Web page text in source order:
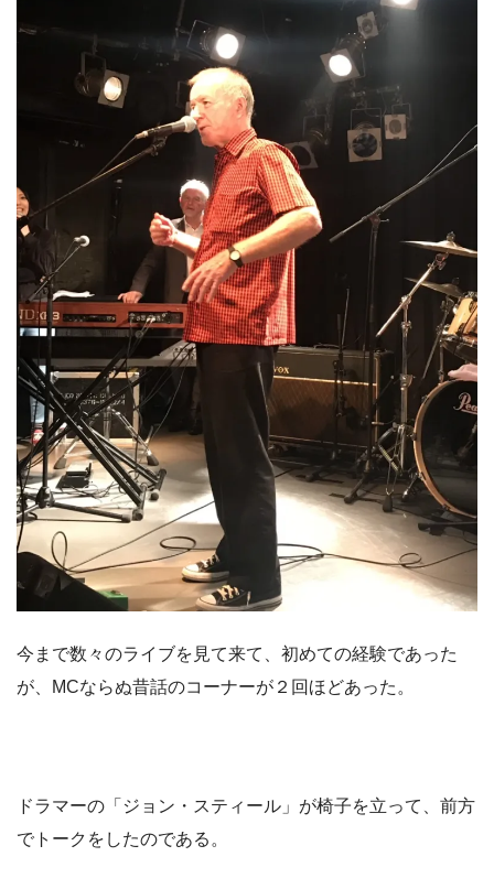
今まで数々のライブを見て来て、初めての経験であった
が、MCならぬ昔話のコーナーが２回ほどあった。
ドラマーの「ジョン・スティール」が椅子を立って、前方
でトークをしたのである。